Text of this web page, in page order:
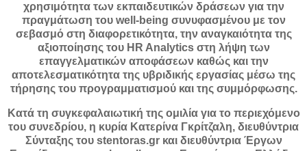
χρησιμότητα των εκπαιδευτικών δράσεων για την
πραγμάτωση του well-being συνυφασμένου με τον
σεβασμό στη διαφορετικότητα, την αναγκαιότητα της
αξιοποίησης του HR Analytics στη λήψη των
επαγγελματικών αποφάσεων καθώς και την
αποτελεσματικότητα της υβριδικής εργασίας μέσω της
τήρησης του προγραμματισμού και της συμμόρφωσης.
Κατά τη συγκεφαλαιωτική της ομιλία για το περιεχόμενο
του συνεδρίου, η κυρία Κατερίνα Γκρίτζαλη, διευθύντρια
Σύνταξης του stentoras.gr και διευθύντρια Έργων